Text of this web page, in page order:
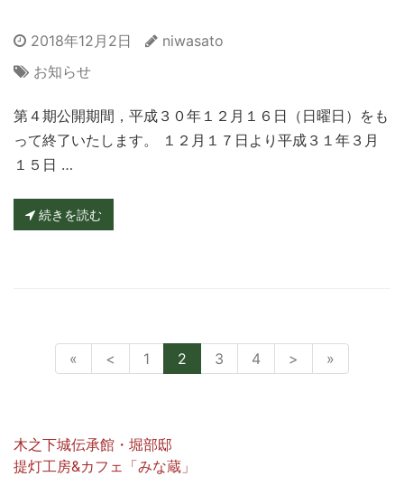
2018年12月2日
niwasato
お知らせ
第４期公開期間，平成３０年１２月１６日（日曜日）をも
って終了いたします。 １２月１７日より平成３１年３月
１５日 …
続きを読む
« < 1 2 3 4 > »
木之下城伝承館・堀部邸
提灯工房&カフェ「みな蔵」